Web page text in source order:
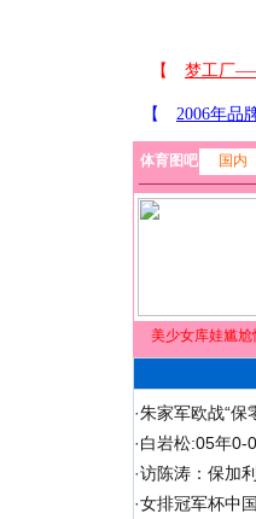
体育图吧 国内
美少女库娃尴尬
·朱家军欧战“保
·白岩松:05年0-
·访陈涛：保加
·女排冠军杯中